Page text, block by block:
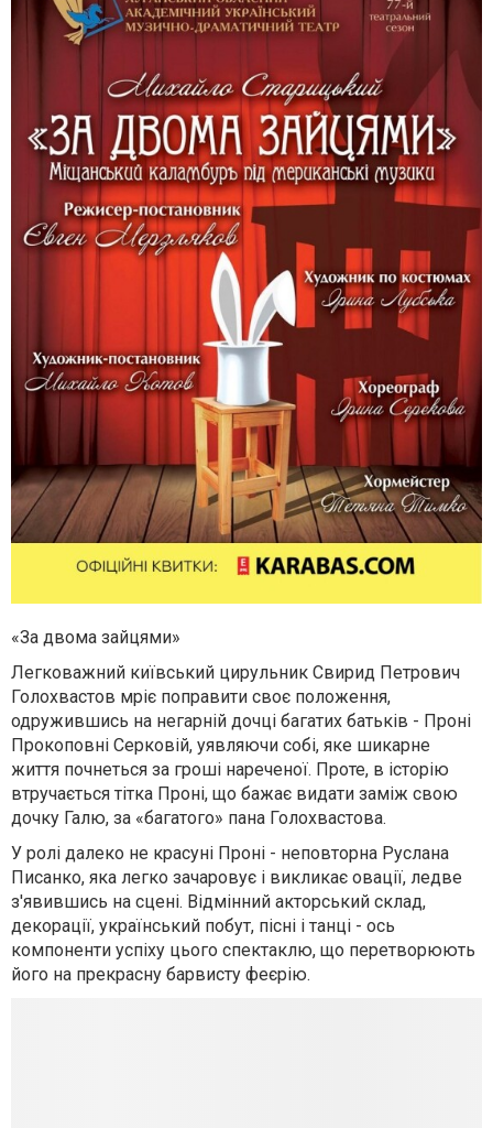
«За двома зайцями»
Легковажний київський цирульник Свирид Петрович
Голохвастов мріє поправити своє положення,
одружившись на негарній дочці багатих батьків - Проні
Прокоповні Серковій, уявляючи собі, яке шикарне
життя почнеться за гроші нареченої. Проте, в історію
втручається тітка Проні, що бажає видати заміж свою
дочку Галю, за «багатого» пана Голохвастова.
У ролі далеко не красуні Проні - неповторна Руслана
Писанко, яка легко зачаровує і викликає овації, ледве
з'явившись на сцені. Відмінний акторський склад,
декорації, український побут, пісні і танці - ось
компоненти успіху цього спектаклю, що перетворюють
його на прекрасну барвисту феєрію.